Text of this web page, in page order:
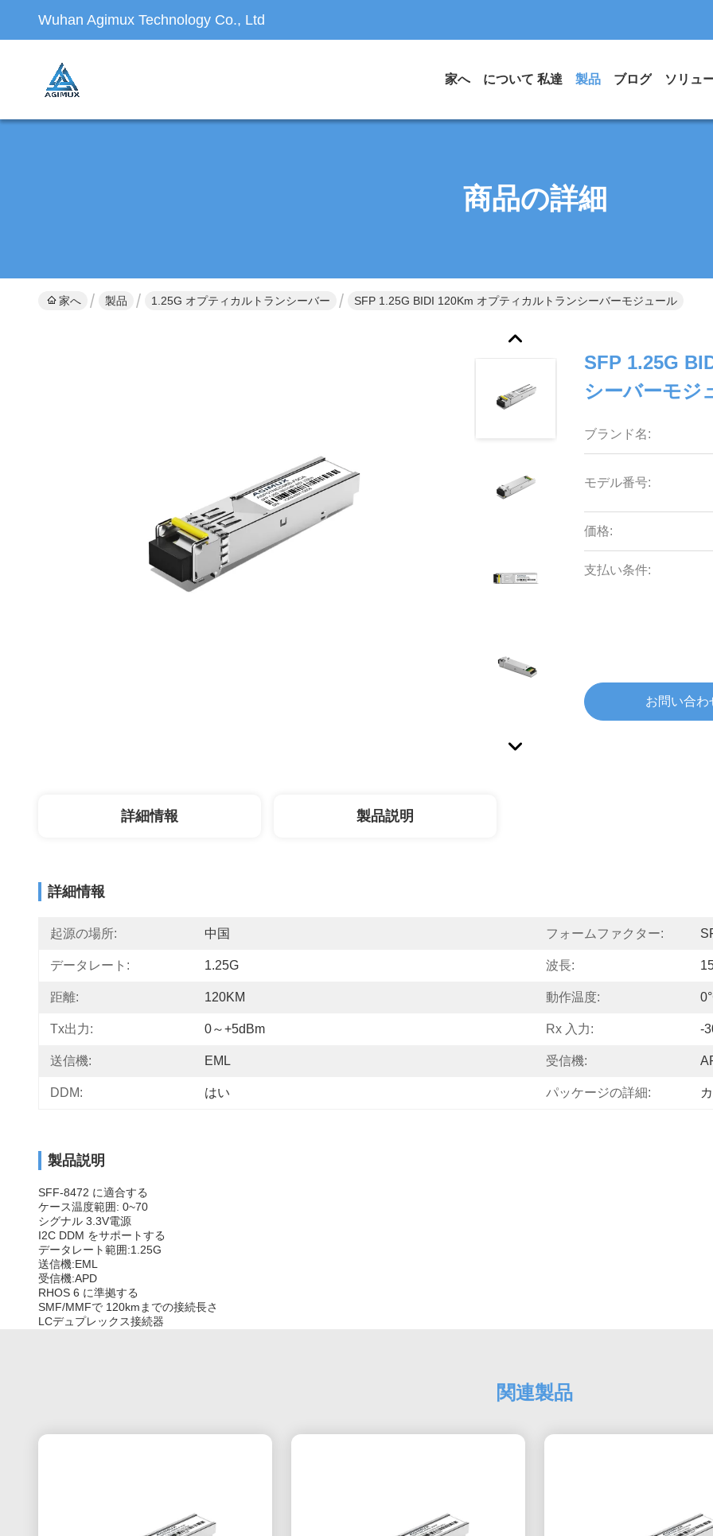
Wuhan Agimux Technology Co., Ltd
家へ について 私達 製品 ブログ ソリュ
商品の詳細
家へ 製品 1.25G オプティカルトランシーバー SFP 1.25G BIDI 120Km オプティカルトランシーバーモジュール
SFP 1.25G
シーバーモジ
ブランド名:
モデル番号:
価格:
支払い条件:
お問い合わ
詳細情報 製品説明
詳細情報
起源の場所: 中国 フォームファクター:
データレート: 1.25G 波長:
距離: 120KM 動作温度:
Tx出力: 0～+5dBm Rx 入力: -
送信機: EML 受信機:
DDM: はい パッケージの詳細:
製品説明
SFF-8472 に適合する
ケース温度範囲: 0~70
シグナル 3.3V電源
I2C DDM をサポートする
データレート範囲:1.25G
送信機:EML
受信機:APD
RHOS 6 に準拠する
SMF/MMFで 120kmまでの接続長さ
LCデュプレックス接続器
関連製品